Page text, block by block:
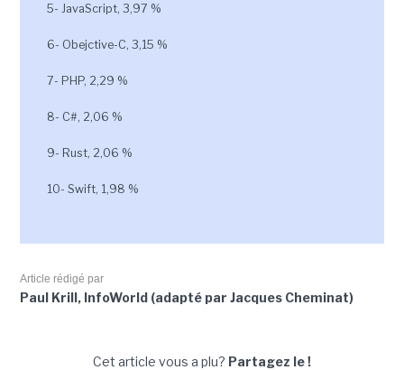
5- JavaScript, 3,97 %
6- Obejctive-C, 3,15 %
7- PHP, 2,29 %
8- C#, 2,06 %
9- Rust, 2,06 %
10- Swift, 1,98 %
Article rédigé par
Paul Krill, InfoWorld (adapté par Jacques Cheminat)
Cet article vous a plu? Partagez le !